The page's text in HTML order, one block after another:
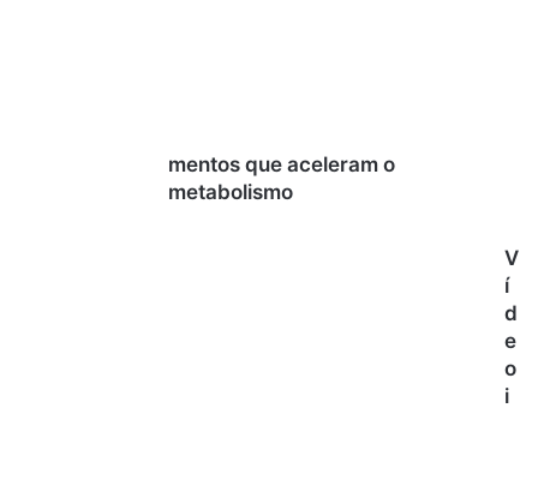
mentos que aceleram o
metabolismo
V
í
d
e
o
i